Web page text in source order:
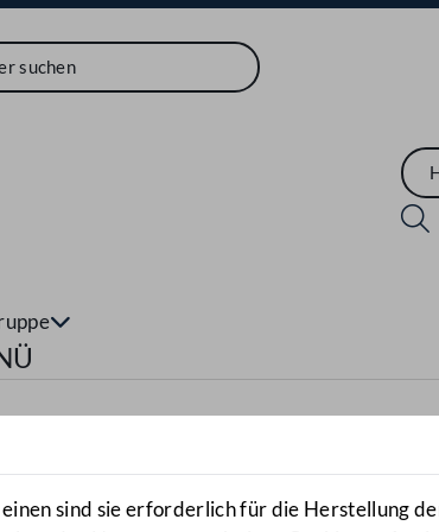
English
öffnen
sind sie erforderlich für die Herstellung